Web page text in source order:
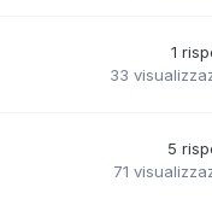
1
33
5
71